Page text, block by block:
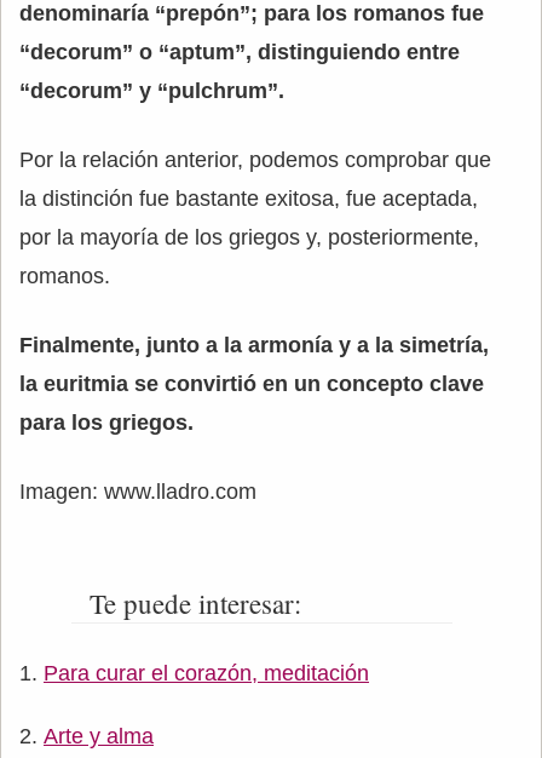
denominaría “prepón”; para los romanos fue
“decorum” o “aptum”, distinguiendo entre
“decorum” y “pulchrum”.
Por la relación anterior, podemos comprobar que
la distinción fue bastante exitosa, fue aceptada,
por la mayoría de los griegos y, posteriormente,
romanos.
Finalmente, junto a la armonía y a la simetría,
la euritmia se convirtió en un concepto clave
para los griegos.
Imagen: www.lladro.com
Te puede interesar:
Para curar el corazón, meditación
Arte y alma